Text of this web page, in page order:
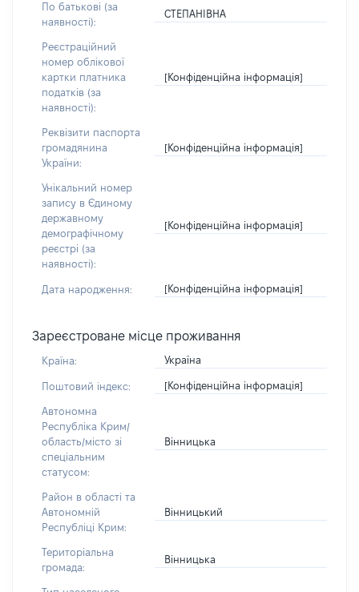
По батькові (за
наявності):
СТЕПАНІВНА
Реєстраційний
номер облікової
картки платника
податків (за
наявності):
[Конфіденційна інформація]
Реквізити паспорта
громадянина
України:
[Конфіденційна інформація]
Унікальний номер
запису в Єдиному
державному
демографічному
реєстрі (за
наявності):
[Конфіденційна інформація]
Дата народження: [Конфіденційна інформація]
Зареєстроване місце проживання
Країна: Україна
Поштовий індекс: [Конфіденційна інформація]
Автономна
Республіка Крим/
область/місто зі
спеціальним
статусом:
Вінницька
Район в області та
Автономній
Республіці Крим:
Вінницький
Територіальна
громада:
Вінницька